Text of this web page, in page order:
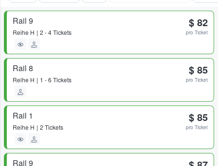
Rail 9
Reihe H 2 - 4 Tickets
$ 82
pro Ticket
Rail 8
Reihe H 1 - 6 Tickets
$ 85
pro Ticket
Rail 1
Reihe H 2 Tickets
$ 85
pro Ticket
Rail 9